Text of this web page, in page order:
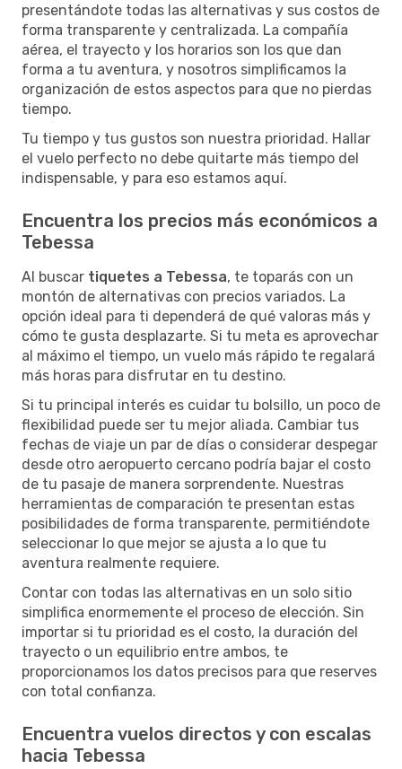
presentándote todas las alternativas y sus costos de
forma transparente y centralizada. La compañía
aérea, el trayecto y los horarios son los que dan
forma a tu aventura, y nosotros simplificamos la
organización de estos aspectos para que no pierdas
tiempo.
Tu tiempo y tus gustos son nuestra prioridad. Hallar
el vuelo perfecto no debe quitarte más tiempo del
indispensable, y para eso estamos aquí.
Encuentra los precios más económicos a
Tebessa
Al buscar tiquetes a Tebessa, te toparás con un
montón de alternativas con precios variados. La
opción ideal para ti dependerá de qué valoras más y
cómo te gusta desplazarte. Si tu meta es aprovechar
al máximo el tiempo, un vuelo más rápido te regalará
más horas para disfrutar en tu destino.
Si tu principal interés es cuidar tu bolsillo, un poco de
flexibilidad puede ser tu mejor aliada. Cambiar tus
fechas de viaje un par de días o considerar despegar
desde otro aeropuerto cercano podría bajar el costo
de tu pasaje de manera sorprendente. Nuestras
herramientas de comparación te presentan estas
posibilidades de forma transparente, permitiéndote
seleccionar lo que mejor se ajusta a lo que tu
aventura realmente requiere.
Contar con todas las alternativas en un solo sitio
simplifica enormemente el proceso de elección. Sin
importar si tu prioridad es el costo, la duración del
trayecto o un equilibrio entre ambos, te
proporcionamos los datos precisos para que reserves
con total confianza.
Encuentra vuelos directos y con escalas
hacia Tebessa